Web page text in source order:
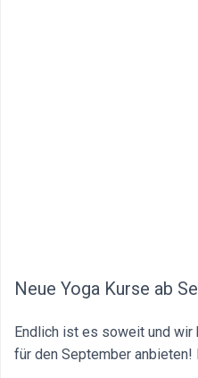
Neue Yoga Kurse ab
Endlich ist es soweit und wir
für den September